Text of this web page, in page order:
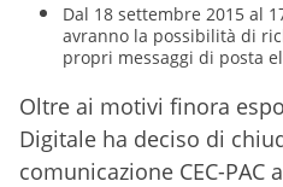
Dal 18 settembre 2015 al
avranno la possibilità di
propri messaggi di posta
Oltre ai motivi finora
Digitale ha deciso di
comunicazione CEC-PAC